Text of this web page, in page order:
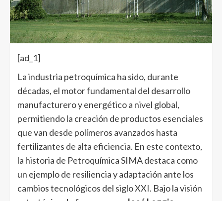
[ad_1]
La industria petroquímica ha sido, durante
décadas, el motor fundamental del desarrollo
manufacturero y energético a nivel global,
permitiendo la creación de productos esenciales
que van desde polímeros avanzados hasta
fertilizantes de alta eficiencia. En este contexto,
la historia de Petroquímica SIMA destaca como
un ejemplo de resiliencia y adaptación ante los
cambios tecnológicos del siglo XXI. Bajo la visión